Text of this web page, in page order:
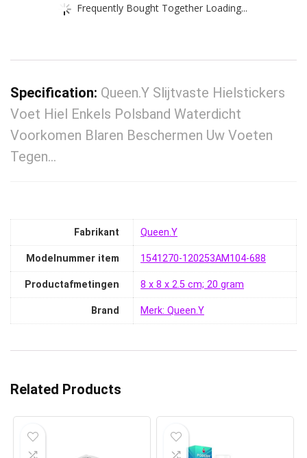
Frequently Bought Together Loading...
Specification: Queen.Y Slijtvaste Hielstickers
Voet Hiel Enkels Polsband Waterdicht
Voorkomen Blaren Beschermen Uw Voeten
Tegen…
Fabrikant ‎Queen.Y
Modelnummer item ‎1541270-120253AM104-688
Productafmetingen ‎8 x 8 x 2.5 cm; 20 gram
Brand Merk: Queen.Y
Related Products